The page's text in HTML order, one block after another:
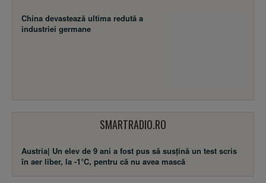
China devastează ultima redută a
industriei germane
SMARTRADIO.RO
Austria| Un elev de 9 ani a fost pus să susţină un test scris
în aer liber, la -1°C, pentru că nu avea mască